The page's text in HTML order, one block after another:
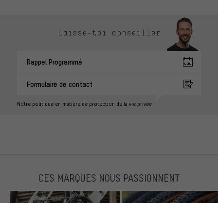
Laisse-toi conseiller
Rappel Programmé
Formulaire de contact
Notre politique en matière de protection de la vie privée
CES MARQUES NOUS PASSIONNENT